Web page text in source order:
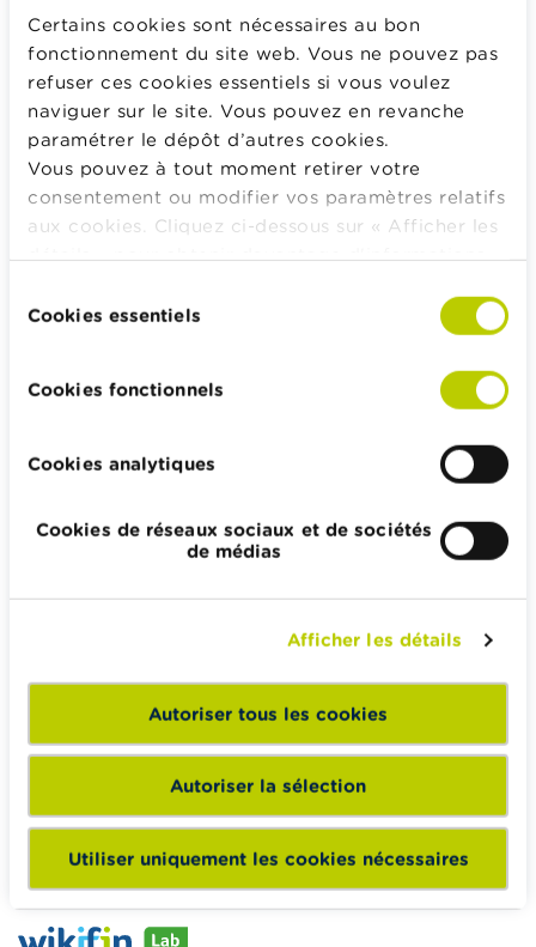
Certains cookies sont nécessaires au bon
fonctionnement du site web. Vous ne pouvez pas
refuser ces cookies essentiels si vous voulez
naviguer sur le site. Vous pouvez en revanche
paramétrer le dépôt d’autres cookies.
Vous pouvez à tout moment retirer votre
consentement ou modifier vos paramètres relatifs
aux cookies. Cliquez ci-dessous sur « Afficher les
consultable dans son intégralité
duCookies essentiels
Cookies fonctionnels
Cookies analytiques
Cookies de réseaux sociaux et de sociétés
de médias
Afficher les détails
Autoriser tous les cookies
Autoriser la sélection
Utiliser uniquement les cookies nécessaires
Le droit de préférence pour les locataires bruxellois
Calculateurs, conseils pratiques, checklists
Budget, payer, emprunter et assurer
Épargner et investir
Hériter
Impôts, emplois et revenus
met gratuitement à votre disposition une information
indépendante, fiable et pratique. Il est sans aucun lien avec
Wikifin School met gratuitement à disposition des
enseignants du matériel pédagogique varié et des
formations pour les aider à faire de l’éducation financière et
à la consommation responsable en classe.
Vers Wikifin School